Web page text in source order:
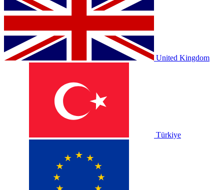
United Kingdom
Türkiye